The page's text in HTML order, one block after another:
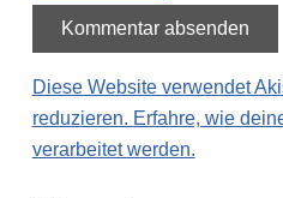
Diese Website verwendet
reduzieren. Erfahre, wie
verarbeitet werden.